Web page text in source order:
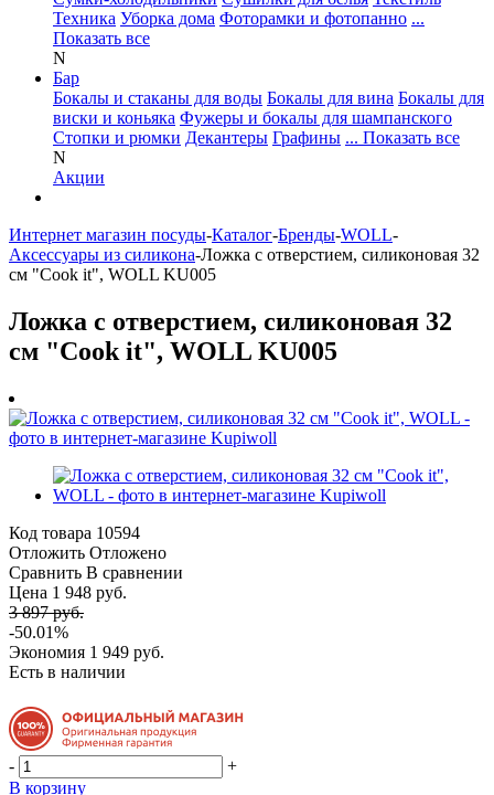
Техника Уборка дома Фоторамки и фотопанно ...
Показать все
N
Бар
Бокалы и стаканы для воды Бокалы для вина Бокалы для
виски и коньяка Фужеры и бокалы для шампанского
Стопки и рюмки Декантеры Графины ... Показать все
N
Акции
Интернет магазин посуды-Каталог-Бренды-WOLL-
Аксессуары из силикона-Ложка с отверстием, силиконовая 32
см "Cook it", WOLL KU005
Ложка с отверстием, силиконовая 32
см "Cook it", WOLL KU005
Код товара 10594
Отложить Отложено
Сравнить В сравнении
Цена 1 948 руб.
3 897 руб.
-50.01%
Экономия 1 949 руб.
Есть в наличии
-
+
В корзину